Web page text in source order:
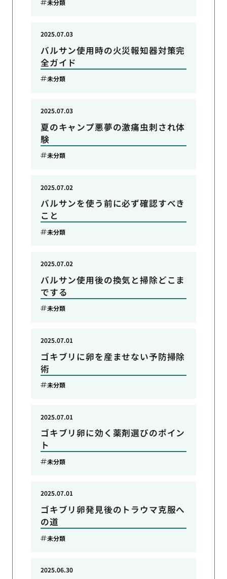
未分類
バルサン使用時の火災報知器対策完
全ガイド
2025.07.03
未分類
夏のキャンプ悪夢の激痛虫刺され体
験
2025.07.03
未分類
バルサンを使う前に必ず確認すべき
こと
2025.07.02
未分類
バルサン使用後の換気と掃除どこま
でする
2025.07.02
未分類
ゴキブリに卵を産ませない予防掃除
術
2025.07.01
未分類
ゴキブリ卵に効く薬剤選びのポイン
ト
2025.07.01
未分類
ゴキブリ卵発見後のトラウマ克服へ
の道
2025.07.01
未分類
2025.06.30